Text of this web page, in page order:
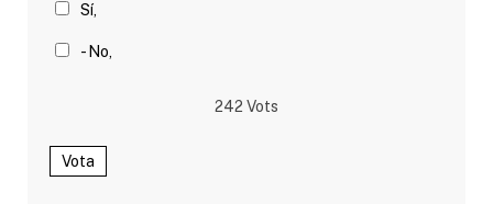
Sí,
- No,
242 Vots
Vota